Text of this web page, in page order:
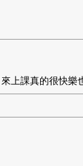
上課真的很快樂